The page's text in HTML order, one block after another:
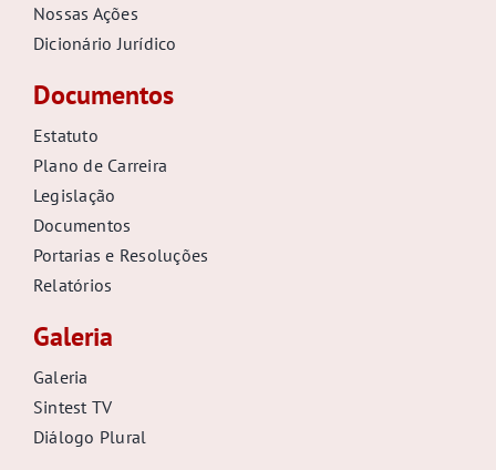
Nossas Ações
Dicionário Jurídico
Documentos
Estatuto
Plano de Carreira
Legislação
Documentos
Portarias e Resoluções
Relatórios
Galeria
Galeria
Sintest TV
Diálogo Plural